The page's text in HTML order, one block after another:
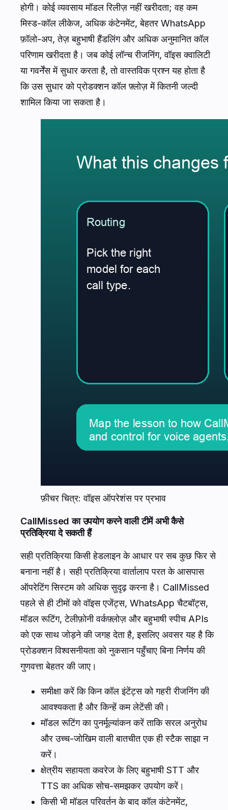
होगी। कोई व्यवसाय मॉडल रिलीज़ नहीं खरीदता; वह कम
मिस्ड-कॉल लीकेज, अधिक कंटेनमेंट, बेहतर WhatsApp
फ़ॉलो-अप, तेज़ बहुभाषी हैंडलिंग और अधिक अनुमानित कॉल
परिणाम खरीदता है। जब कोई लॉन्च रीजनिंग, वॉइस क्वालिटी
या गवर्नेंस में सुधार करता है, तो वास्तविक प्रश्न यह होता है
कि उस सुधार को प्रोडक्शन कॉल फ़्लोज़ में कितनी जल्दी
शामिल किया जा सकता है।
फ़ीचर चित्र: वॉइस ऑपरेशंस पर प्रभाव
CallMissed का उपयोग करने वाली टीमें अभी कैसे
प्रतिक्रिया दे सकती हैं
सही प्रतिक्रिया किसी हेडलाइन के आधार पर सब कुछ फिर से
बनाना नहीं है। सही प्रतिक्रिया वार्तालाप परत के आसपास
ऑपरेटिंग सिस्टम को अधिक सुदृढ़ करना है। CallMissed
पहले से ही टीमों को वॉइस एजेंट्स, WhatsApp चैटबॉट्स,
मॉडल रूटिंग, टेलीफ़ोनी वर्कफ़्लोज़ और बहुभाषी स्पीच APIs
को एक साथ जोड़ने की जगह देता है, इसलिए अवसर यह है कि
प्रोडक्शन विश्वसनीयता को नुकसान पहुँचाए बिना निर्णय की
गुणवत्ता बेहतर की जाए।
समीक्षा करें कि किन कॉल इंटेंट्स को गहरी रीजनिंग की
आवश्यकता है और किन्हें कम लेटेंसी की।
मॉडल रूटिंग का पुनर्मूल्यांकन करें ताकि सरल अनुरोध
और उच्च-जोखिम वाली बातचीत एक ही स्टैक साझा न
करें।
क्षेत्रीय सहायता कवरेज के लिए बहुभाषी STT और
TTS का अधिक सोच-समझकर उपयोग करें।
किसी भी मॉडल परिवर्तन के बाद कॉल कंटेनमेंट,